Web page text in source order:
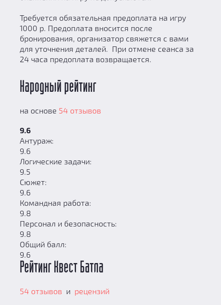
Требуется обязательная предоплата на игру
1000 р. Предоплата вносится после
бронирования, организатор свяжется с вами
для уточнения деталей. При отмене сеанса за
24 часа предоплата возвращается.
Народный рейтинг
на основе 54 отзывов
9.6
Антураж:
9.6
Логические задачи:
9.5
Сюжет:
9.6
Командная работа:
9.8
Персонал и безопасность:
9.8
Общий балл:
9.6
Рейтинг Квест Батла
54 отзывов и рецензий